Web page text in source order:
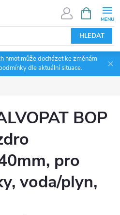
HLEDAT
NÁKUPNÍ
KOŠÍK
hmot může docházet ke změnám
dle aktuální situace.
BOP
pro
voda/plyn,